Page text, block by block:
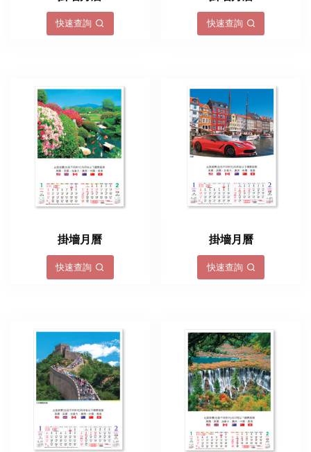
快速查詢 快速查詢
掛墻月曆
快速查詢
掛墻月曆
快速查詢